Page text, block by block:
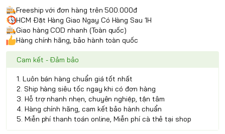
Freeship với đơn hàng trên 500.000đ
HCM Đặt Hàng Giao Ngay Có Hàng Sau 1H
Giao hàng COD nhanh (Toàn quốc)
Hàng chính hãng, bảo hành toàn quốc
Cam kết - Đảm bảo
1. Luôn bán hàng chuẩn giá tốt nhất
2. Ship hàng siêu tốc ngay khi có đơn hàng
3. Hỗ trợ nhanh nhẹn, chuyên nghiệp, tận tâm
4. Hàng chính hãng, cam kết bảo hành chuẩn
5. Miễn phí thanh toán online, Miễn phí cà thẻ tại shop